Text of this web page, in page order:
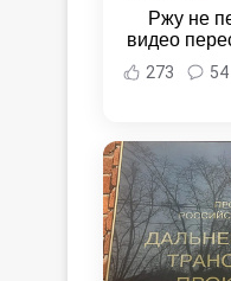
Ржу не
видео
273 54